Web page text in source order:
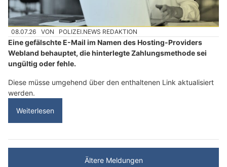
08.07.26 VON POLIZEI.NEWS REDAKTION
Eine gefälschte E-Mail im Namen des Hosting-Providers
Webland behauptet, die hinterlegte Zahlungsmethode sei
ungültig oder fehle.
Diese müsse umgehend über den enthaltenen Link aktualisiert
werden.
Weiterlesen
Ältere Meldungen